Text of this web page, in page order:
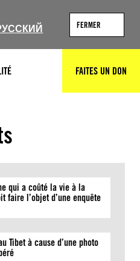
FERMER
RECHERCHERFAITES UN DON
qui a coûté la vie à la
faire l’objet d’une enquête
Tibet à cause d’une photo